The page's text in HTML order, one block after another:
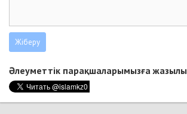
Әлеуметтік парақшаларымызға